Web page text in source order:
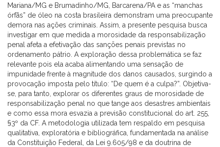
Mariana/MG e Brumadinho/MG, Barcarena/PA e as “manchas
órfãs” de óleo na costa brasileira demonstram uma preocupante
demora nas ações criminais. Assim, a presente pesquisa busca
investigar em que medida a morosidade da responsabilização
penal afeta a efetivação das sanções penais previstas no
ordenamento pátrio. A exploração dessa problemática se faz
relevante pois ela acaba alimentando uma sensação de
impunidade frente à magnitude dos danos causados, surgindo a
provocação imposta pelo título: “De quem é a culpa?”. Objetiva-
se, para tanto, explorar os diferentes graus de morosidade de
responsabilização penal no que tange aos desastres ambientais
e como essa mora esvazia a previsão constitucional do art. 255,
§3º da CF. A metodologia utilizada tem respaldo em pesquisa
qualitativa, exploratória e bibliográfica, fundamentada na análise
da Constituição Federal, da Lei 9.605/98 e da doutrina de